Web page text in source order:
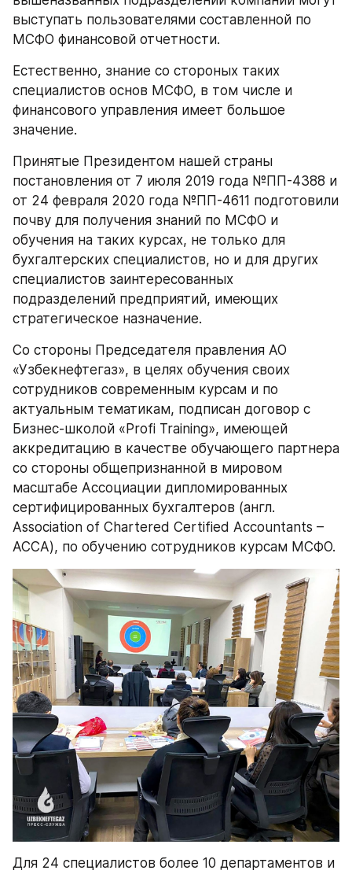
выступать пользователями составленной по
МСФО финансовой отчетности.
Естественно, знание со стороных таких
специалистов основ МСФО, в том числе и
финансового управления имеет большое
значение.
Принятые Президентом нашей страны
постановления от 7 июля 2019 года №ПП-4388 и
от 24 февраля 2020 года №ПП-4611 подготовили
почву для получения знаний по МСФО и
обучения на таких курсах, не только для
бухгалтерских специалистов, но и для других
специалистов заинтересованных
подразделений предприятий, имеющих
стратегическое назначение.
Со стороны Председателя правления АО
«Узбекнефтегаз», в целях обучения своих
сотрудников современным курсам и по
актуальным тематикам, подписан договор с
Бизнес-школой «Profi Training», имеющей
аккредитацию в качестве обучающего партнера
со стороны общепризнанной в мировом
масштабе Ассоциации дипломированных
сертифицированных бухгалтеров (англ.
Association of Chartered Certified Accountants –
ACCA), по обучению сотрудников курсам МСФО.
Для 24 специалистов более 10 департаментов и